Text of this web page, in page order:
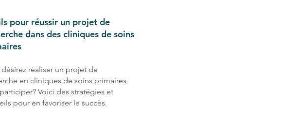
pour réussir un projet de
dans des cliniques de soins
désirez réaliser un projet de
en cliniques de soins primaires
Voici des stratégies et
pour en favoriser le succès.